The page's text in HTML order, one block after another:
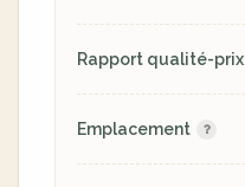
Rapport qualité-prix
Emplacement